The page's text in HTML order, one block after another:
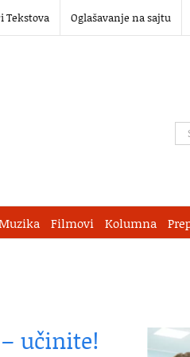
Tekstova Oglašavanje na sajtu
Filmovi Kolumna
učinite!